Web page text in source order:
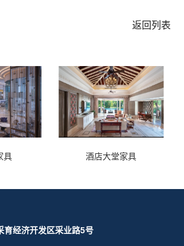
返回列表
具 酒店大堂家具
育经济开发区采业路5号